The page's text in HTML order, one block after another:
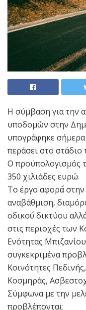
Η σύμβαση για την
υποδομών στην
υπογράφηκε σήμερα
περάσει στο στάδιο
Ο προϋπολογισμός
350 χιλιάδες ευρώ.
Το έργο αφορά́
αναβάθμιση,
οδικού́ δικτύου
στις περιοχές των
Ενότητας
συγκεκριμένα
Κοινότητες
Κοσμηράς,
Σύμφωνα με την
προβλέπονται: